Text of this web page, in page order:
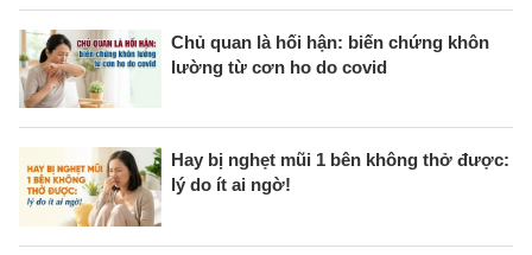
Chủ quan là hối hận: biến chứng khôn
lường từ cơn ho do covid
Hay bị nghẹt mũi 1 bên không thở được:
lý do ít ai ngờ!